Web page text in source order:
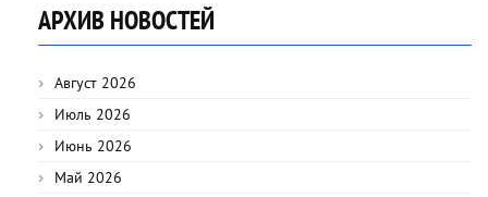
АРХИВ НОВОСТЕЙ
Август 2026
Июль 2026
Июнь 2026
Май 2026